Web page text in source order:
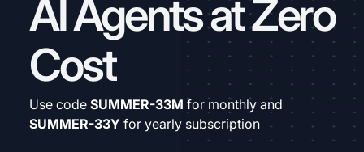
AI Agents at Zero
Cost
Use code SUMMER-33M for monthly and
SUMMER-33Y for yearly subscription